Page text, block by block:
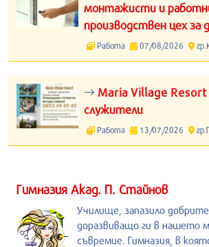
монтажисти и
производствен цех за
Работа 07/08/2026
Maria Village Resort
служители
Работа 13/07/2026
Гимназия Акад. П. Стайнов
Училище, запазило
доразвиващо ги в нашето
съвремие. Гимназия, в